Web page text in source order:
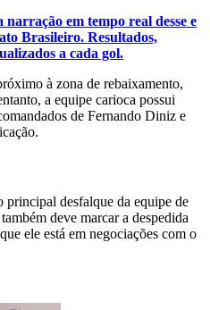
em tempo real desse e
Brasileiro. Resultados,
a cada gol.
à zona de rebaixamento,
a equipe carioca possui
de Fernando Diniz e
desfalque da equipe de
deve marcar a despedida
ele está em negociações com o